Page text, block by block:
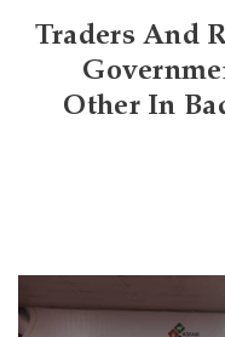
Traders And
Other In